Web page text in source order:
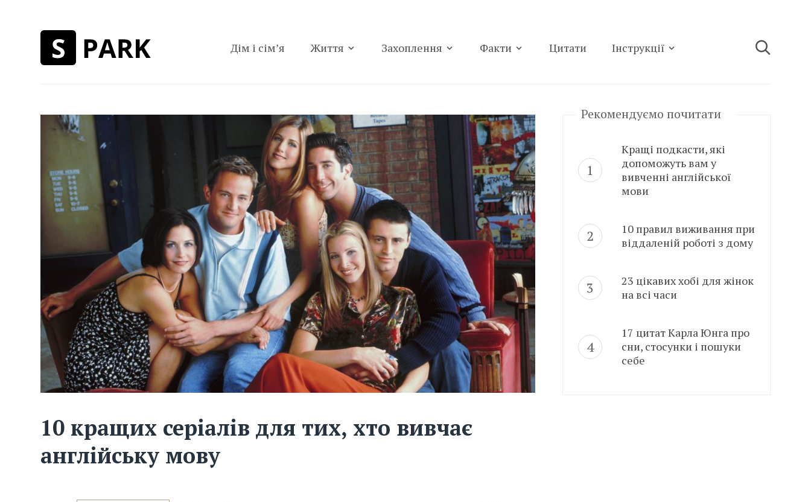
Дім і сім’я Життя Захоплення Факти Цитати Інструкції
10 кращих серіалів для тих, хто вивчає
англійську мову
Рекомендуємо почитати
Кращі подкасти, які
допоможуть вам у
вивченні англійської
мови
10 правил виживання при
віддаленій роботі з дому
23 цікавих хобі для жінок
на всі часи
17 цитат Карла Юнга про
сни, стосунки і пошуки
себе